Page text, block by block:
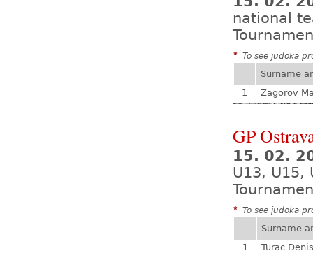
national
* To see judoka
Surname
1
Zagorov
GP
15. 02.
U13, U15,
* To see judoka
Surname
1
Turac Denis